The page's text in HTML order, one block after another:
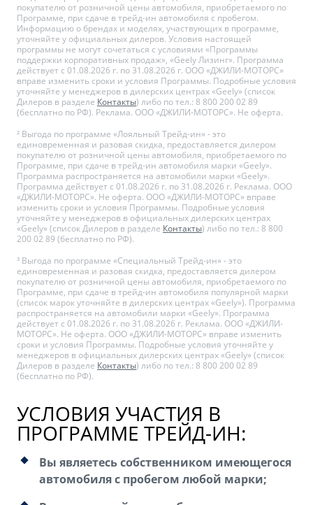
покупателю от розничной цены автомобиля, приобретаемого по
Программе, при сдаче в трейд-ин автомобиля с пробегом.
Информацию о брендах и моделях, участвующих в программе,
уточняйте у официальных дилеров. Условия настоящей
программы не могут сочетаться с условиями «Программы
поддержки корпоративных продаж», «Geely Лизинг». Программа
действует с 01.08.2026 г. по 31.08.2026 г. ООО «ДЖИЛИ-МОТОРС»
вправе изменить сроки и условия Программы. Подробные условия
уточняйте у менеджеров в дилерских центрах «Geely» (список
Дилеров в разделе Контакты) либо по тел.: 8 800 200 02 89
(бесплатно по РФ). Реклама. ООО «ДЖИЛИ-МОТОРС». Не оферта.
² Выгода по программе «Лояльный Трейд-ин» - это
единовременная и разовая скидка, предоставляется дилером
покупателю от розничной цены автомобиля, приобретаемого по
Программе, при сдаче в трейд-ин автомобиля марки «Geely».
Программа распространяется на автомобили марки «Geely».
Программа действует с 01.08.2026 г. по 31.08.2026 г. Реклама. ООО
«ДЖИЛИ-МОТОРС». Не оферта. ООО «ДЖИЛИ-МОТОРС» вправе
изменить сроки и условия Программы. Подробные условия
уточняйте у менеджеров в официальных дилерских центрах
«Geely» (список Дилеров в разделе Контакты) либо по тел.: 8 800
200 02 89 (бесплатно по РФ).
³ Выгода по программе «Специальный Трейд-ин» - это
единовременная и разовая скидка, предоставляется дилером
покупателю от розничной цены автомобиля, приобретаемого по
Программе, при сдаче в трейд-ин автомобиля популярной марки
(список марок уточняйте в дилерских центрах «Geely»). Программа
распространяется на автомобили марки «Geely». Программа
действует с 01.08.2026 г. по 31.08.2026 г. Реклама. ООО «ДЖИЛИ-
МОТОРС». Не оферта. ООО «ДЖИЛИ-МОТОРС» вправе изменить
сроки и условия Программы. Подробные условия уточняйте у
менеджеров в официальных дилерских центрах «Geely» (список
Дилеров в разделе Контакты) либо по тел.: 8 800 200 02 89
(бесплатно по РФ).
УСЛОВИЯ УЧАСТИЯ В
ПРОГРАММЕ ТРЕЙД-ИН:
Вы являетесь собственником имеющегося
автомобиля с пробегом любой марки;